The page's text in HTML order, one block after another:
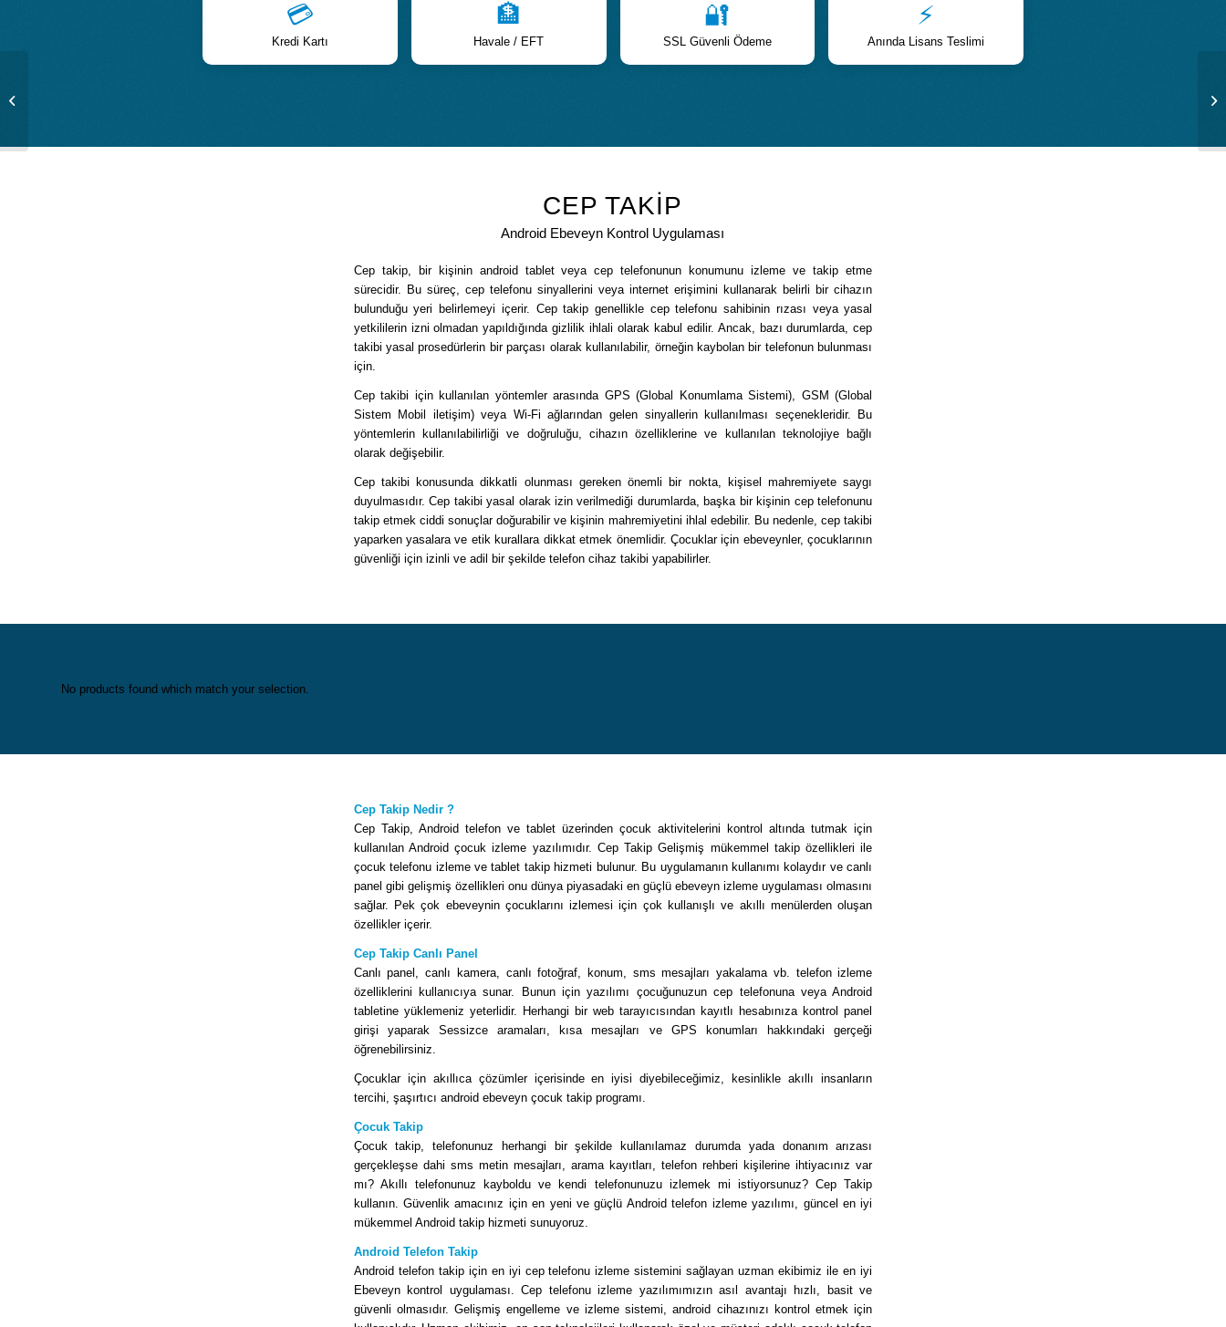
💳
Kredi Kartı
🏦
Havale / EFT
🔐
SSL Güvenli Ödeme
⚡
Anında Lisans Teslimi
CEP TAKIP
Android Ebeveyn Kontrol Uygulaması
Cep takip, bir kişinin android tablet veya cep telefonunun konumunu izleme ve takip etme
sürecidir. Bu süreç, cep telefonu sinyallerini veya internet erişimini kullanarak belirli bir cihazın
bulunduğu yeri belirlemeyi içerir. Cep takip genellikle cep telefonu sahibinin rızası veya yasal
yetkililerin izni olmadan yapıldığında gizlilik ihlali olarak kabul edilir. Ancak, bazı durumlarda, cep
takibi yasal prosedürlerin bir parçası olarak kullanılabilir, örneğin kaybolan bir telefonun bulunması
için.
Cep takibi için kullanılan yöntemler arasında GPS (Global Konumlama Sistemi), GSM (Global
Sistem Mobil iletişim) veya Wi-Fi ağlarından gelen sinyallerin kullanılması seçenekleridir. Bu
yöntemlerin kullanılabilirliği ve doğruluğu, cihazın özelliklerine ve kullanılan teknolojiye bağlı
olarak değişebilir.
Cep takibi konusunda dikkatli olunması gereken önemli bir nokta, kişisel mahremiyete saygı
duyulmasıdır. Cep takibi yasal olarak izin verilmediği durumlarda, başka bir kişinin cep telefonunu
takip etmek ciddi sonuçlar doğurabilir ve kişinin mahremiyetini ihlal edebilir. Bu nedenle, cep takibi
yaparken yasalara ve etik kurallara dikkat etmek önemlidir. Çocuklar için ebeveynler, çocuklarının
güvenliği için izinli ve adil bir şekilde telefon cihaz takibi yapabilirler.
No products found which match your selection.
Cep Takip Nedir ?
Cep Takip, Android telefon ve tablet üzerinden çocuk aktivitelerini kontrol altında tutmak için
kullanılan Android çocuk izleme yazılımıdır. Cep Takip Gelişmiş mükemmel takip özellikleri ile
çocuk telefonu izleme ve tablet takip hizmeti bulunur. Bu uygulamanın kullanımı kolaydır ve canlı
panel gibi gelişmiş özellikleri onu dünya piyasadaki en güçlü ebeveyn izleme uygulaması olmasını
sağlar. Pek çok ebeveynin çocuklarını izlemesi için çok kullanışlı ve akıllı menülerden oluşan
özellikler içerir.
Cep Takip Canlı Panel
Canlı panel, canlı kamera, canlı fotoğraf, konum, sms mesajları yakalama vb. telefon izleme
özelliklerini kullanıcıya sunar. Bunun için yazılımı çocuğunuzun cep telefonuna veya Android
tabletine yüklemeniz yeterlidir. Herhangi bir web tarayıcısından kayıtlı hesabınıza kontrol panel
girişi yaparak Sessizce aramaları, kısa mesajları ve GPS konumları hakkındaki gerçeği
öğrenebilirsiniz.
Çocuklar için akıllıca çözümler içerisinde en iyisi diyebileceğimiz, kesinlikle akıllı insanların
tercihi, şaşırtıcı android ebeveyn çocuk takip programı.
Çocuk Takip
Çocuk takip, telefonunuz herhangi bir şekilde kullanılamaz durumda yada donanım arızası
gerçekleşse dahi sms metin mesajları, arama kayıtları, telefon rehberi kişilerine ihtiyacınız var
mı? Akıllı telefonunuz kayboldu ve kendi telefonunuzu izlemek mi istiyorsunuz? Cep Takip
kullanın. Güvenlik amacınız için en yeni ve güçlü Android telefon izleme yazılımı, güncel en iyi
mükemmel Android takip hizmeti sunuyoruz.
Android Telefon Takip
Android telefon takip için en iyi cep telefonu izleme sistemini sağlayan uzman ekibimiz ile en iyi
Ebeveyn kontrol uygulaması. Cep telefonu izleme yazılımımızın asıl avantajı hızlı, basit ve
güvenli olmasıdır. Gelişmiş engelleme ve izleme sistemi, android cihazınızı kontrol etmek için